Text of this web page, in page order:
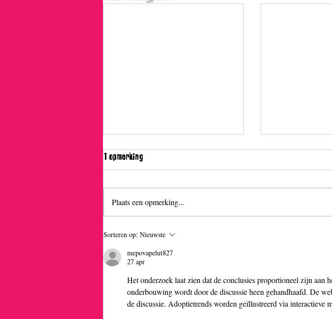
1 opmerking
Plaats een opmerking...
Sorteren op: Nieuwste
mepovapelut827
27 apr
Het onderzoek laat zien dat de conclusies proportioneel zijn aan
onderbouwing wordt door de discussie heen gehandhaafd. De
de discussie. Adoptietrends worden geïllustreerd via interactieve